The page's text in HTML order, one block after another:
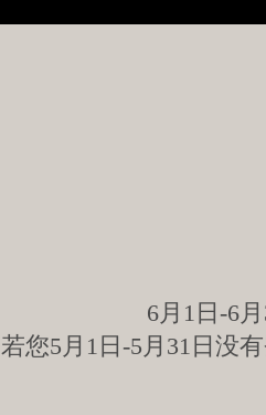
6月1日-6
若您5月1日-5月31日没